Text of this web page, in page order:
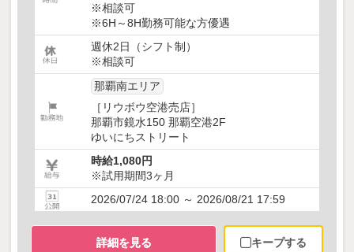
※相談可
※6H～8H勤務可能な方優遇
週休2日（シフト制）
※相談可
那覇南エリア
［リウボウ空港売店］
那覇市鏡水150 那覇空港2F
ゆいにちストリート
時給1,080円
※試用期間3ヶ月
2026/07/24 18:00 ～ 2026/08/21 17:59
詳細を見る キープする